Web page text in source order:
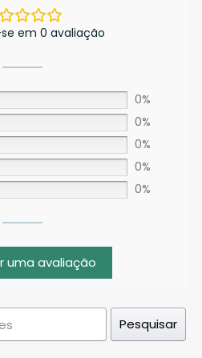
em 0 avaliação
0%
0%
0%
0%
0%
uma avaliação
Pesquisar